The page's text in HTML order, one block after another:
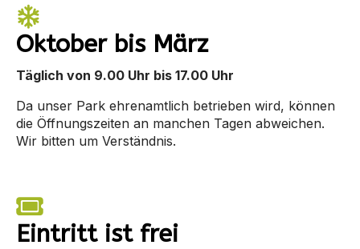
Oktober bis März
Täglich von 9.00 Uhr bis 17.00 Uhr
Da unser Park ehrenamtlich betrieben wird, können
die Öffnungszeiten an manchen Tagen abweichen.
Wir bitten um Verständnis.
Eintritt ist frei